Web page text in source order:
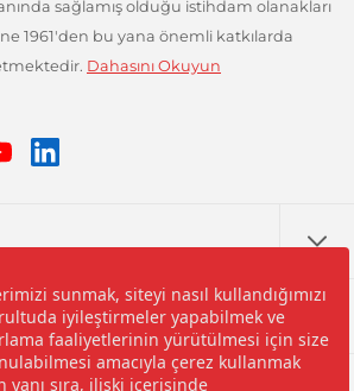
sağlamış olduğu istihdam olanakları
1961'den bu yana önemli katkılarda
Dahasını Okuyun
YouTube